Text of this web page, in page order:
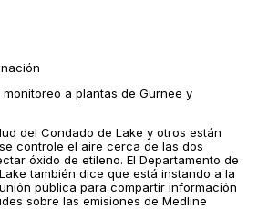
a plantas de Gurnee y
del Condado de Lake y otros están
controle el aire cerca de las dos
óxido de etileno. El Departamento de
también dice que está instando a la
pública para compartir información
sobre las emisiones de Medline